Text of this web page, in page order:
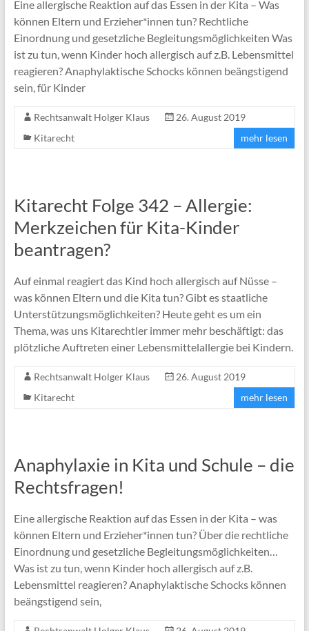
Eine allergische Reaktion auf das Essen in der Kita – Was
können Eltern und Erzieher*innen tun? Rechtliche
Einordnung und gesetzliche Begleitungsmöglichkeiten Was
ist zu tun, wenn Kinder hoch allergisch auf z.B. Lebensmittel
reagieren? Anaphylaktische Schocks können beängstigend
sein, für Kinder
Rechtsanwalt Holger Klaus
26. August 2019
Kitarecht
mehr lesen
Kitarecht Folge 342 – Allergie:
Merkzeichen für Kita-Kinder
beantragen?
Auf einmal reagiert das Kind hoch allergisch auf Nüsse –
was können Eltern und die Kita tun? Gibt es staatliche
Unterstützungsmöglichkeiten? Heute geht es um ein
Thema, was uns Kitarechtler immer mehr beschäftigt: das
plötzliche Auftreten einer Lebensmittelallergie bei Kindern.
Rechtsanwalt Holger Klaus
26. August 2019
Kitarecht
mehr lesen
Anaphylaxie in Kita und Schule – die
Rechtsfragen!
Eine allergische Reaktion auf das Essen in der Kita – was
können Eltern und Erzieher*innen tun? Über die rechtliche
Einordnung und gesetzliche Begleitungsmöglichkeiten…
Was ist zu tun, wenn Kinder hoch allergisch auf z.B.
Lebensmittel reagieren? Anaphylaktische Schocks können
beängstigend sein,